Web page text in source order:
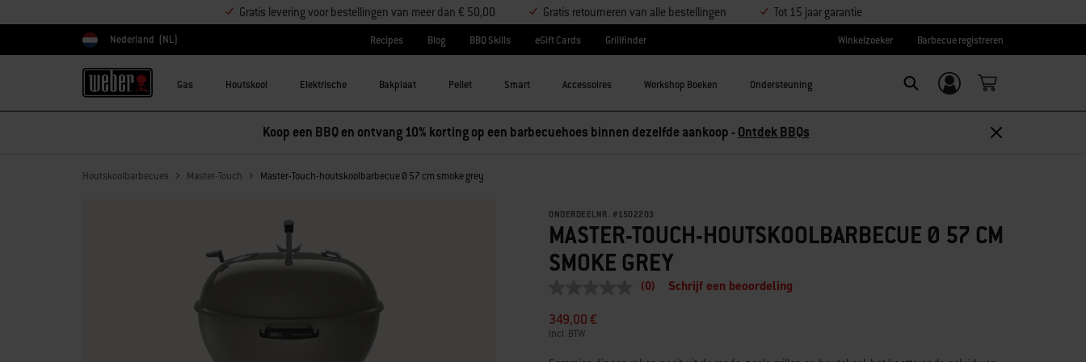
Gratis levering voor bestellingen van meer dan € 50,00 Gratis retourneren van alle bestellingen Tot 15 jaar garantie
Kies land
Nederland (NL) Recipes Blog BBQ Skills eGift Cards Grillfinder Winkelzoeker Barbecue registreren
Gas Houtskool Elektrische Bakplaat Pellet Smart Accessoires Workshop Boeken Ondersteuning
Inloggen/
aanmelden
Koop een BBQ en ontvang 10% korting op een barbecuehoes binnen dezelfde aankoop - Ontdek BBQs
Houtskoolbarbecues Master-Touch Master-Touch-houtskoolbarbecue Ø 57 cm smoke grey
ONDERDEELNR. #1502203
MASTER-TOUCH-HOUTSKOOLBARBECUE Ø 57 CM
SMOKE GREY
Dezelfde
paginalink.
(0) Schrijf een beoordeling
349,00 €
incl. BTW